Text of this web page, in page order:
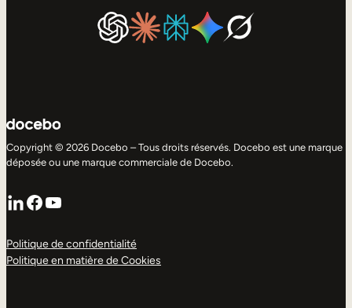
Copyright © 2026 Docebo – Tous droits réservés. Docebo est une marque
déposée ou une marque commerciale de Docebo.
LinkedIn
Facebook
YouTube
Politique de confidentialité
Politique en matière de Cookies